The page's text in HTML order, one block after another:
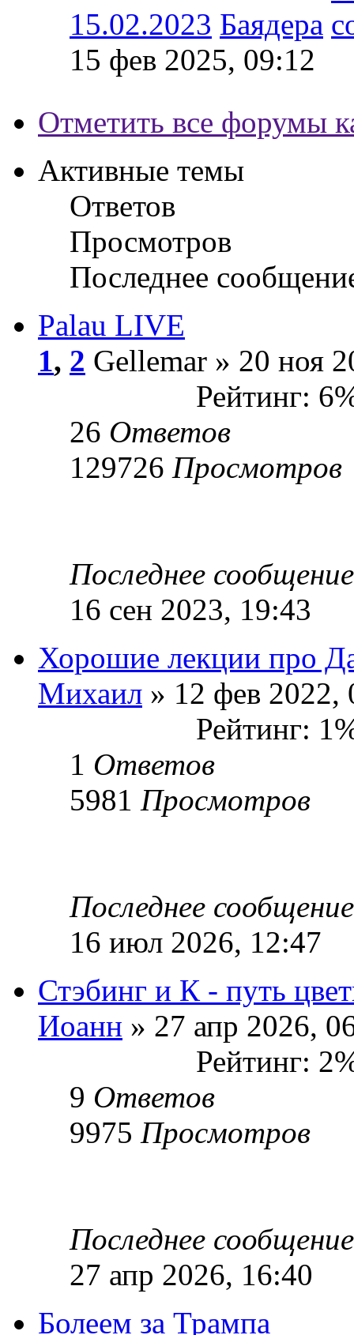
15.02.2023 Баядера
15 фев 2025, 09:12
Отметить все форумы
Активные темы
Ответов
Просмотров
Последнее
Palau LIVE
1, 2 Gellemar » 20 ноя
Рейтинг:
26 Ответов
129726 Просмотров
Последнее
16 сен 2023, 19:43
Хорошие лекции про
Михаил » 12 фев 2022,
Рейтинг:
1 Ответов
5981 Просмотров
Последнее
16 июл 2026, 12:47
Стэбинг и К - путь
Иоанн » 27 апр 2026,
Рейтинг:
9 Ответов
9975 Просмотров
Последнее
27 апр 2026, 16:40
Болеем за Трампа